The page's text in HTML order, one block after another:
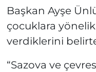
Başkan Ayşe
çocuklara
verdiklerini
“Sazova ve